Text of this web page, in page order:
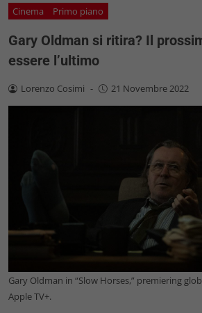
Cinema Primo piano
Gary Oldman si ritira? Il
essere l’ultimo
Lorenzo Cosimi - 21 Novembre 2022
Gary Oldman in “Slow Horses,” premiering
Apple TV+.